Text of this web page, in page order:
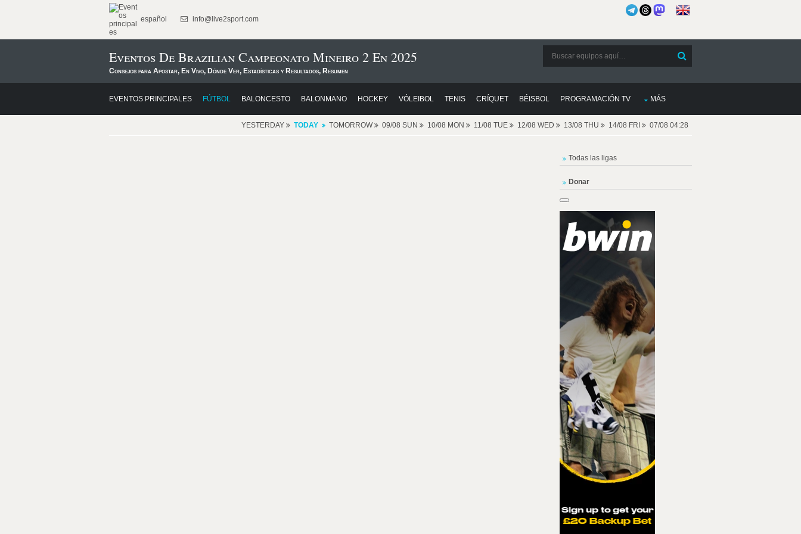
español info@live2sport.com
Eventos De Brazilian Campeonato Mineiro 2 En 2025
Consejos para Apostar, En Vivo, Dónde Ver, Estadísticas y Resultados, Resumen
EVENTOS PRINCIPALES FÚTBOL BALONCESTO BALONMANO HOCKEY VÓLEIBOL TENIS CRÍQUET BÉISBOL PROGRAMACIÓN TV MÁS
YESTERDAY TODAY TOMORROW 09/08 SUN 10/08 MON 11/08 TUE 12/08 WED 13/08 THU 14/08 FRI 07/08 04:28
Todas las ligas
Donar